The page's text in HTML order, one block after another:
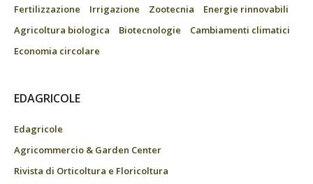
Fertilizzazione
Irrigazione Zootecnia
Energie rinnovabili
Agricoltura biologica
Biotecnologie
Cambiamenti climatici
Economia circolare
EDAGRICOLE
Edagricole
Agricommercio & Garden Center
Rivista di Orticoltura e Floricoltura